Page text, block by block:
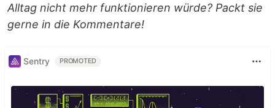
Alltag nicht mehr funktionieren würde? Packt sie
gerne in die Kommentare!
Sentry PROMOTED